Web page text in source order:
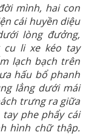
mình, hai con
cái huyền diệu
lòng đưởng,
cu li xe kéo tay
lạch bạch trên
hấu bổ phanh
lẳng dưới mái
trưng ra giữa
phe phẩy cái
hình chữ thập.